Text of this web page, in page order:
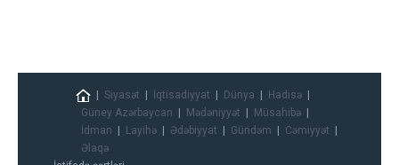
Siyasət İqtisadiyyat Dünya
Hadisə
Güney Azərbaycan
Mədəniyyət
Müsahibə
İdman
Layihə Ədəbiyyat Gündəm
Cəmiyyət
Əlaqə